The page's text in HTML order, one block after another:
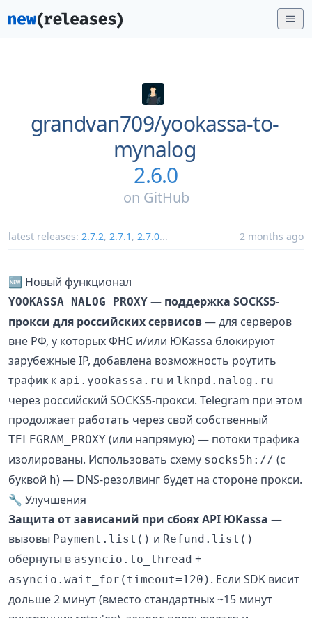
grandvan709/yookassa-to-
mynalog
2.6.0
on GitHub
latest releases: 2.7.2, 2.7.1 , 2.7.0... 2 months ago
🆕 Новый функционал
YOOKASSA_NALOG_PROXY — поддержка SOCKS5-
прокси для российских сервисов— для серверов
вне РФ, у которых ФНС и/или ЮKassa блокируют
зарубежные IP, добавлена возможность роутить
трафик к api.yookassa.ru и lknpd.nalog.ru
через российский SOCKS5-прокси. Telegram при этом
продолжает работать через свой собственный
TELEGRAM_PROXY (или напрямую) — потоки трафика
изолированы. Использовать схему socks5h:// (с
буквой h) — DNS-резолвинг будет на стороне прокси.
🔧 Улучшения
Защита от зависаний при сбоях API ЮKassa —
вызовы Payment.list() и Refund.list()
обёрнуты в asyncio.to_thread +
asyncio.wait_for(timeout=120) . Если SDK висит
дольше 2 минут (вместо стандартных ~15 минут